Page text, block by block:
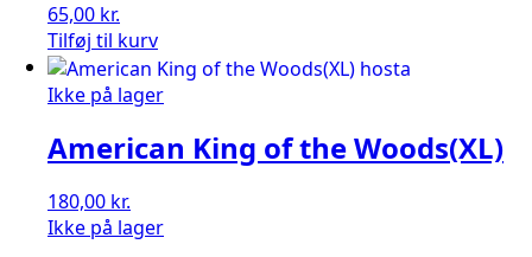
65,00 kr.
American
Halo(Large)
antal
Tilføj til kurv
Ikke på lager
American King of the Woods(XL)
180,00 kr.
Ikke på lager